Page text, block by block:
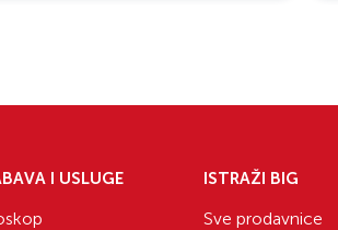
I USLUGE ISTRAŽI BIG
Sve prodavnice